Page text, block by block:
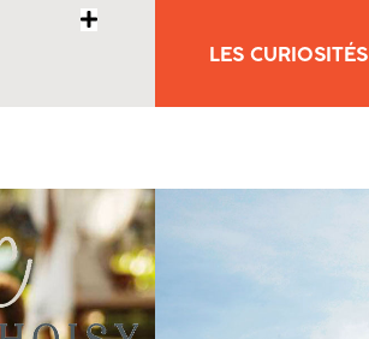
LES CURIOSITÉS